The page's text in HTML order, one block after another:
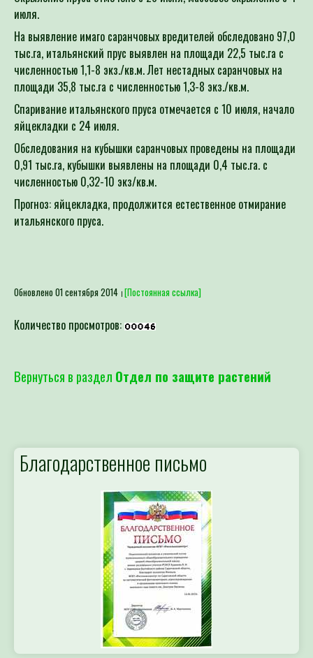
июля.
На выявление имаго саранчовых вредителей обследовано 97,0
тыс.га, итальянский прус выявлен на площади 22,5 тыс.га с
численностью 1,1-8 экз./кв.м. Лет нестадных саранчовых на
площади 35,8 тыс.га с численностью 1,3-8 экз./кв.м.
Спаривание итальянского пруса отмечается с 10 июля, начало
яйцекладки с 24 июля.
Обследования на кубышки саранчовых проведены на площади
0,91 тыс.га, кубышки выявлены на площади 0,4 тыс.га. с
численностью 0,32-10 экз/кв.м.
Прогноз: яйцекладка, продолжится естественное отмирание
итальянского пруса.
Обновлено 01 сентября 2014 [Постоянная ссылка]
Количество просмотров:
Вернуться в раздел Отдел по защите растений
Благодарственное письмо